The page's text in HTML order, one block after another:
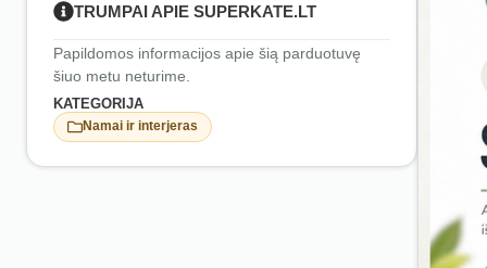
TRUMPAI APIE SUPERKATE.LT
Papildomos informacijos apie šią parduotuvę
šiuo metu neturime.
KATEGORIJA
Namai ir interjeras